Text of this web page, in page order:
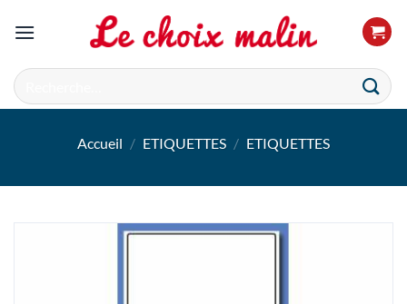
Recherche
pour :
Accueil / ETIQUETTES / ETIQUETTES